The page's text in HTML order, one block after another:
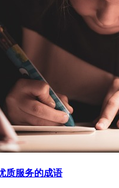
质服务的成语